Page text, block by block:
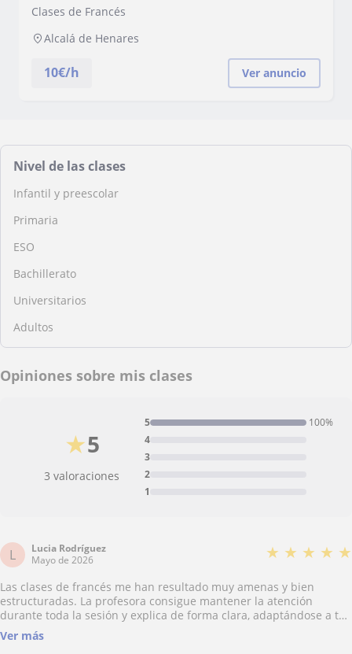
Clases de Francés
Alcalá de Henares
10€/h Ver anuncio
Nivel de las clases
Infantil y preescolar
Primaria
ESO
Bachillerato
Universitarios
Adultos
Opiniones sobre mis clases
5
★
3 valoraciones
1
2
3
4
5 100%
L
Lucia Rodríguez
Mayo de 2026
★ ★ ★ ★ ★
Las clases de francés me han resultado muy amenas y bien
estructuradas. La profesora consigue mantener la atención
durante toda la sesión y explica de forma clara, adaptándose a tu
ritmo. Me parece especialmente positivo cómo fomenta la
participación y refuerza la confianza a la hora de hablar. Además,
Ver más